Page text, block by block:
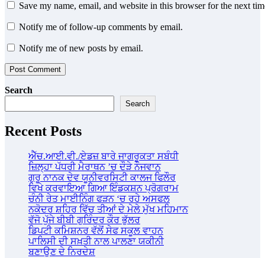
Save my name, email, and website in this browser for the next
Notify me of follow-up comments by email.
Notify me of new posts by email.
Search
Search
Recent Posts
ਐੱਚ.ਆਈ.ਵੀ./ਏਡਜ਼ ਬਾਰੇ ਜਾਗਰੂਕਤਾ ਸਬੰਧੀ
ਜ਼ਿਲ੍ਹਾ ਪੱਧਰੀ ਮੈਰਾਥਨ ’ਚ ਦੌੜੇ ਨੌਜਵਾਨ
ਗੁਰੂ ਨਾਨਕ ਦੇਵ ਯੂਨੀਵਰਸਿਟੀ ਕਾਲਜ ਫਿਲੌਰ
ਵਿਖੇ ਕਰਵਾਇਆ ਗਿਆ ਇੰਡਕਸ਼ਨ ਪ੍ਰੋਗਰਾਮ
ਚੰਨੀ ਰੇਤ ਮਾਈਨਿੰਗ ਫੜਨ ‘ਚ ਰਹੇ ਅਸਫਲ
ਨਕੋਦਰ ਸ਼ਹਿਰ ਵਿੱਚ ਤੀਆਂ ਦੇ ਮੇਲੇ ਮੁੱਖ ਮਹਿਮਾਨ
ਵੱਜੋ ਪੁੱਜੇ ਬੀਬੀ ਗੁਰਿੰਦਰ ਕੌਰ ਭੁੱਲਰ
ਡਿਪਟੀ ਕਮਿਸ਼ਨਰ ਵੱਲੋਂ ਸੇਫ ਸਕੂਲ ਵਾਹਨ
ਪਾਲਿਸੀ ਦੀ ਸਖ਼ਤੀ ਨਾਲ ਪਾਲਣਾ ਯਕੀਨੀ
ਬਣਾਉਣ ਦੇ ਨਿਰਦੇਸ਼